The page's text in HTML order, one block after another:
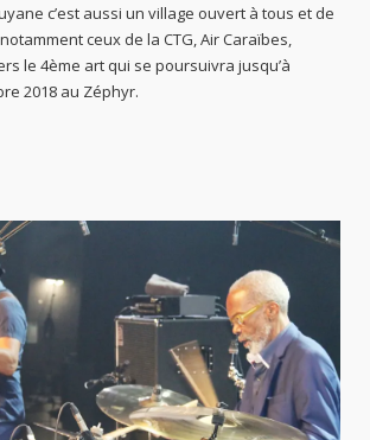
c’est aussi un village ouvert à tous et de
ceux de la CTG, Air Caraïbes,
le 4ème art qui se poursuivra jusqu’à
2018 au Zéphyr.